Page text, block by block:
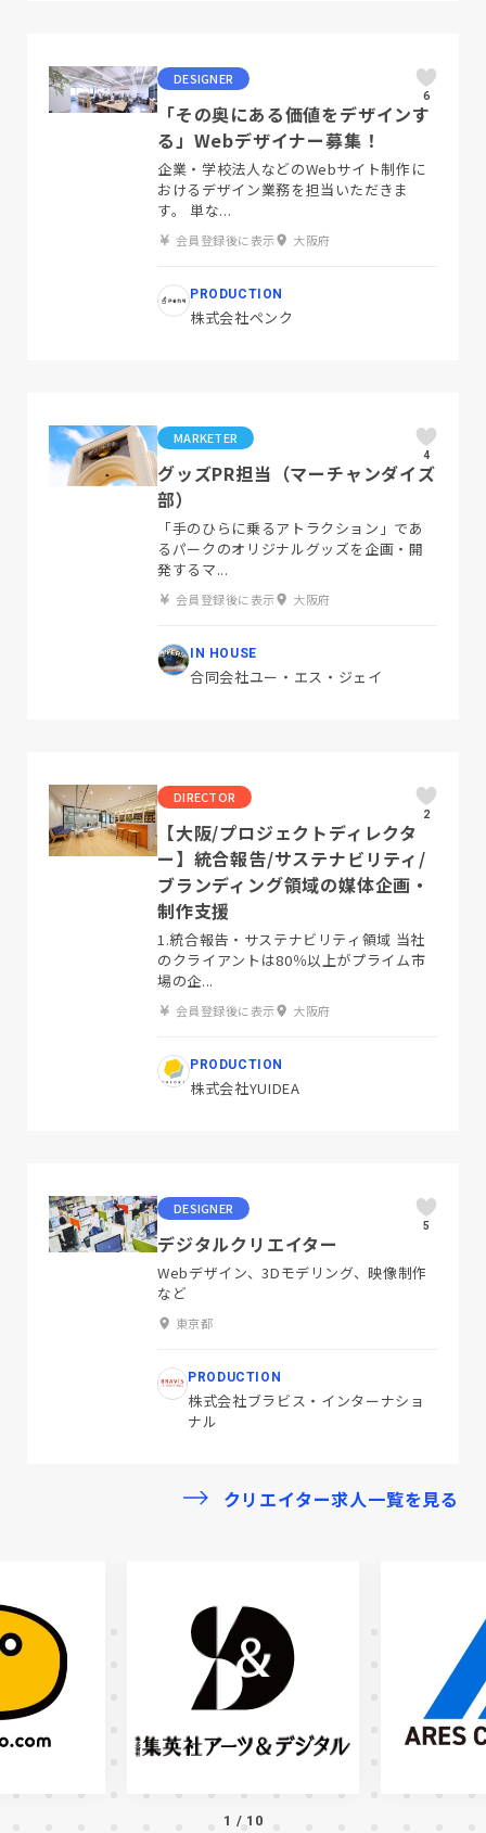
DESIGNER
6
「その奥にある価値をデザインす
る」Webデザイナー募集！
企業・学校法人などのWebサイト制作に
おけるデザイン業務を担当いただきま
す。 単な...
会員登録後に表示 大阪府
PRODUCTION
株式会社ペンク
MARKETER
4
グッズPR担当（マーチャンダイズ
部）
「手のひらに乗るアトラクション」であ
るパークのオリジナルグッズを企画・開
発するマ...
会員登録後に表示 大阪府
IN HOUSE
合同会社ユー・エス・ジェイ
DIRECTOR
2
【大阪/プロジェクトディレクタ
ー】統合報告/サステナビリティ/
ブランディング領域の媒体企画・
制作支援
1.統合報告・サステナビリティ領域 当社
のクライアントは80％以上がプライム市
場の企...
会員登録後に表示 大阪府
PRODUCTION
株式会社YUIDEA
DESIGNER
5
デジタルクリエイター
Webデザイン、3Dモデリング、映像制作
など
東京都
PRODUCTION
株式会社ブラビス・インターナショ
ナル
クリエイター求人一覧を見る
1 / 10